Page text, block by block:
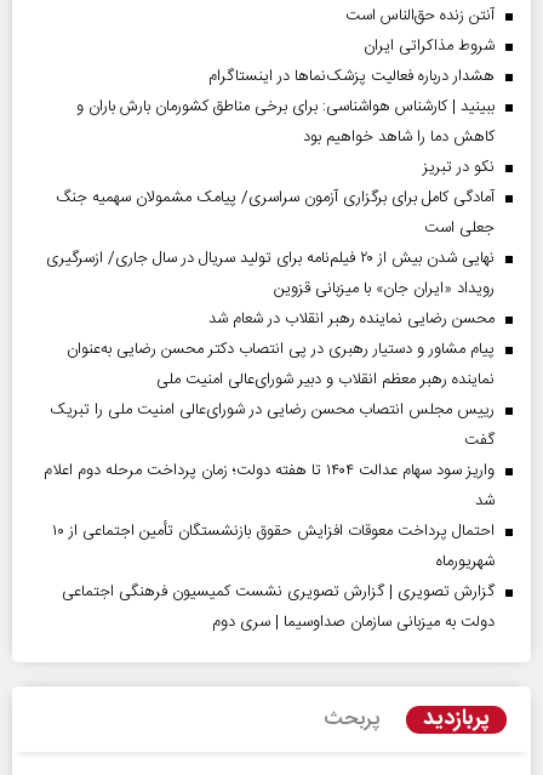
آنتن زنده حق‌الناس است
شروط مذاکراتی ایران
هشدار درباره فعالیت پزشک‌نما‌ها در اینستاگرام
ببینید | کارشناس هواشناسی: برای برخی مناطق کشورمان بارش باران و
کاهش دما را شاهد خواهیم بود
نکو در تبریز
آمادگی کامل برای برگزاری آزمون سراسری/ پیامک مشمولان سهمیه جنگ
جعلی است
نهایی شدن بیش از ۲۰ فیلم‌نامه برای تولید سریال در سال جاری/ ازسرگیری
رویداد «ایران جان» با میزبانی قزوین
محسن رضایی نماینده رهبر انقلاب در شعام شد
پیام مشاور و دستیار رهبری در پی انتصاب دکتر محسن رضایی به‌عنوان
نماینده رهبر معظم انقلاب و دبیر شورای‌عالی امنیت ملی
رییس مجلس انتصاب محسن رضایی در شورای‌عالی امنیت ملی را تبریک
گفت
واریز سود سهام عدالت ۱۴۰۴ تا هفته دولت؛ زمان پرداخت مرحله دوم اعلام
شد
احتمال پرداخت معوقات افزایش حقوق بازنشستگان تأمین اجتماعی از ۱۰
شهریورماه
گزارش تصویری | گزارش تصویری نشست کمیسیون فرهنگی اجتماعی
دولت به میزبانی سازمان صداوسیما | سری دوم
پربازدید پربحث